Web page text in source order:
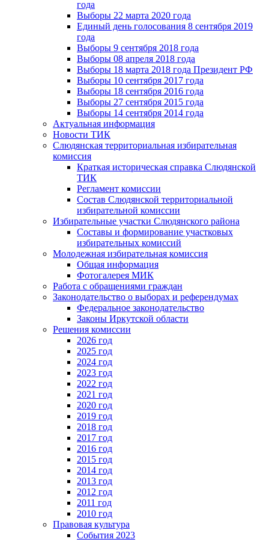
года
Выборы 22 марта 2020 года
Единый день голосования 8 сентября 2019
года
Выборы 9 сентября 2018 года
Выборы 08 апреля 2018 года
Выборы 18 марта 2018 года Президент РФ
Выборы 10 сентября 2017 года
Выборы 18 сентября 2016 года
Выборы 27 сентября 2015 года
Выборы 14 сентября 2014 года
Актуальная информация
Новости ТИК
Слюдянская территориальная избирательная
комиссия
Краткая историческая справка Слюдянской
ТИК
Регламент комиссии
Состав Слюдянской территориальной
избирательной комиссии
Избирательные участки Слюдянского района
Составы и формирование участковых
избирательных комиссий
Молодежная избирательная комиссия
Общая информация
Фотогалерея МИК
Работа с обращениями граждан
Законодательство о выборах и референдумах
Федеральное законодательство
Законы Иркутской области
Решения комиссии
2026 год
2025 год
2024 год
2023 год
2022 год
2021 год
2020 год
2019 год
2018 год
2017 год
2016 год
2015 год
2014 год
2013 год
2012 год
2011 год
2010 год
Правовая культура
События 2023